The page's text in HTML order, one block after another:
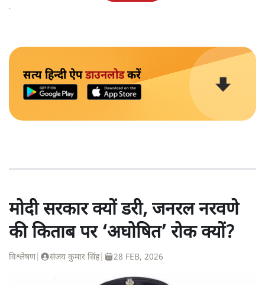
मंत्री धर्मेंद्र प्रधान से अपनी जुबान पर लगाने लगाने को कहा है।
सत्य हिन्दी ऐपडाउनलोडकरें
मोदी सरकार क्यों डरी, जनरल नरवणे
की किताब पर ‘अघोषित’ रोक क्यों?
विश्लेषण| संजय कुमार सिंह| 28 FEB, 2026